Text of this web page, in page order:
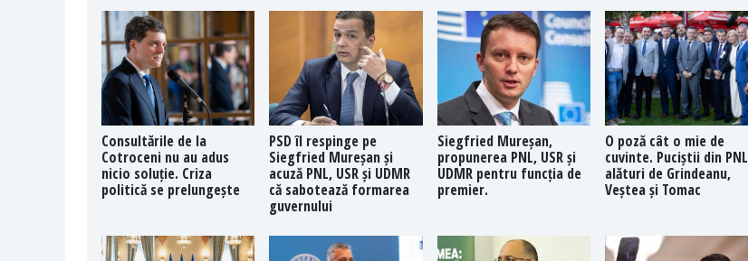
Consultările de la
Cotroceni nu au adus
nicio soluție. Criza
politică se prelungește
PSD îl respinge pe
Siegfried Mureșan și
acuză PNL, USR și UDMR
că sabotează formarea
guvernului
Siegfried Mureșan,
propunerea PNL, USR și
UDMR pentru funcția de
premier.
O poză cât o mie de
cuvinte. Puciștii din PNL
alături de Grindeanu,
Veștea și Tomac